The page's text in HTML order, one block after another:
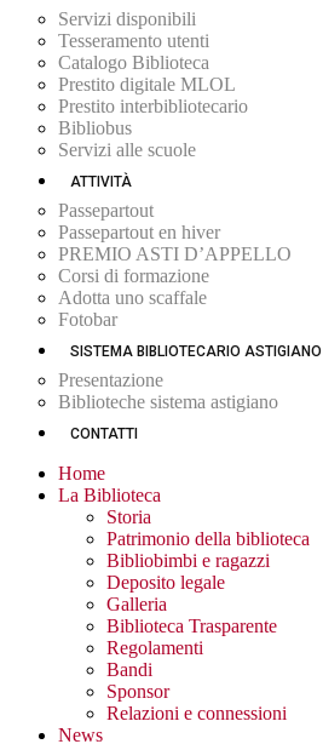
Servizi disponibili
Tesseramento utenti
Catalogo Biblioteca
Prestito digitale MLOL
Prestito interbibliotecario
Bibliobus
Servizi alle scuole
ATTIVITÀ
Passepartout
Passepartout en hiver
PREMIO ASTI D’APPELLO
Corsi di formazione
Adotta uno scaffale
Fotobar
SISTEMA BIBLIOTECARIO ASTIGIANO
Presentazione
Biblioteche sistema astigiano
CONTATTI
Home
La Biblioteca
Storia
Patrimonio della biblioteca
Bibliobimbi e ragazzi
Deposito legale
Galleria
Biblioteca Trasparente
Regolamenti
Bandi
Sponsor
Relazioni e connessioni
News